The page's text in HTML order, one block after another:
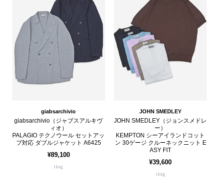
giabsarchivio
giabsarchivio（ジャブスアルキヴ
ィオ）
PALAGIO テクノウール セットアッ
プ対応 ダブルジャケット A6425
¥89,100
ring
JOHN SMEDLEY
JOHN SMEDLEY（ジョンスメドレ
ー）
KEMPTON シーアイランドコット
ン 30ゲージ クルーネックニット E
ASY FIT
¥39,600
ring